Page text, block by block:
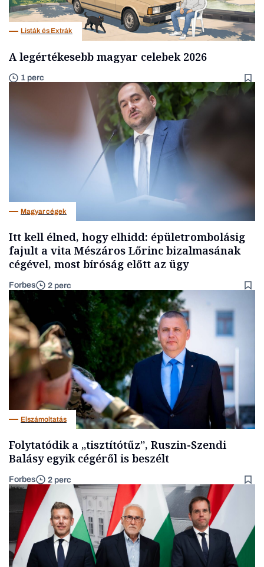
Listák és Extrák
A legértékesebb magyar celebek 2026
1 perc
Magyar cégek
Itt kell élned, hogy elhidd: épületrombolásig
fajult a vita Mészáros Lőrinc bizalmasának
cégével, most bíróság előtt az ügy
Forbes 2 perc
Elszámoltatás
Folytatódik a „tisztítótűz”, Ruszin-Szendi
Balásy egyik cégéről is beszélt
Forbes 2 perc